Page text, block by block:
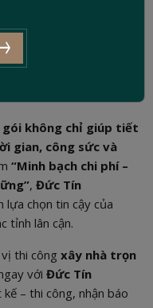
liệu uy tín, Đức Tín luôn
so với việc gia chủ tự mua
không chỉ giúp tiết
gian, công sức và
“Minh bạch chi phí –
, Đức Tín
lựa chọn tin cậy của
tỉnh lân cận.
thi công xây nhà trọn
với Đức Tín
– thi công, nhận báo